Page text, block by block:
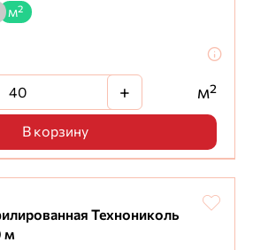
м²
+ м²
В корзину
Технониколь
м